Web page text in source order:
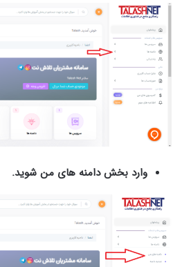
وارد بخش دامنه های من شوید.